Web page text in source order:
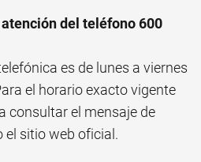
del teléfono 600
es de lunes a viernes
el horario exacto vigente
consultar el mensaje de
el sitio web oficial.